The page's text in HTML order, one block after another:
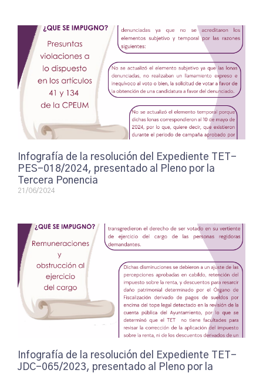
Infografía de la resolución del Expediente TET-
PES-018/2024, presentado al Pleno por la
Tercera Ponencia
21/06/2024
Infografía de la resolución del Expediente TET-
JDC-065/2023, presentado al Pleno por la